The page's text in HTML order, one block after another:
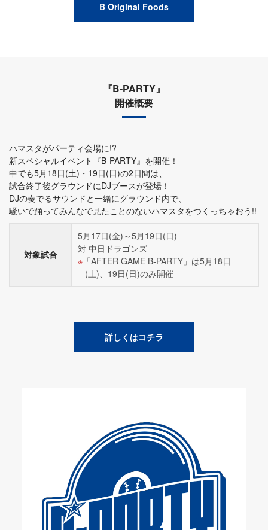
B Original Foods
『B-PARTY』
開催概要
ハマスタがパーティ会場に!?
新スペシャルイベント『B-PARTY』を開催！
中でも5月18日(土)・19日(日)の2日間は、
試合終了後グラウンドにDJブースが登場！
DJの奏でるサウンドと一緒にグラウンド内で、
騒いで踊ってみんなで見たことのないハマスタをつくっちゃおう!!
対象試合
5月17日(金)～5月19日(日)
対 中日ドラゴンズ
「AFTER GAME B-PARTY」は5月18日
(土)、19日(日)のみ開催
詳しくはコチラ